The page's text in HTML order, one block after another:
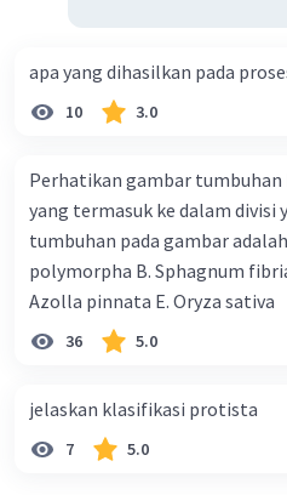
apa yang dihasilkan pada
10 3.0
Perhatikan gambar
yang termasuk ke dalam divisi
tumbuhan pada gambar
polymorpha B. Sphagnum
Azolla pinnata E. Oryza sativa
36 5.0
jelaskan klasifikasi protista
7 5.0